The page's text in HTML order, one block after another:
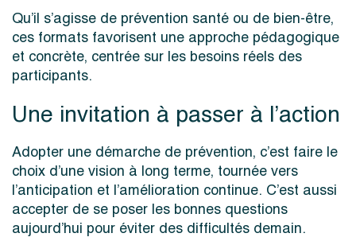
Qu’il s’agisse de prévention santé ou de bien-être,
ces formats favorisent une approche pédagogique
et concrète, centrée sur les besoins réels des
participants.
Une invitation à passer à l’action
Adopter une démarche de prévention, c’est faire le
choix d’une vision à long terme, tournée vers
l’anticipation et l’amélioration continue. C’est aussi
accepter de se poser les bonnes questions
aujourd’hui pour éviter des difficultés demain.